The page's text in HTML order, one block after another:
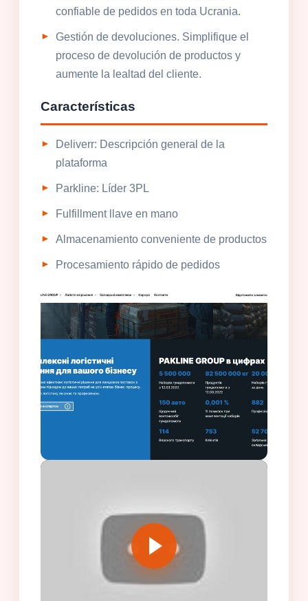
confiable de pedidos en toda Ucrania.
Gestión de devoluciones. Simplifique el
proceso de devolución de productos y
aumente la lealtad del cliente.
Características
Deliverr: Descripción general de la
plataforma
Parkline: Líder 3PL
Fulfillment llave en mano
Almacenamiento conveniente de productos
Procesamiento rápido de pedidos